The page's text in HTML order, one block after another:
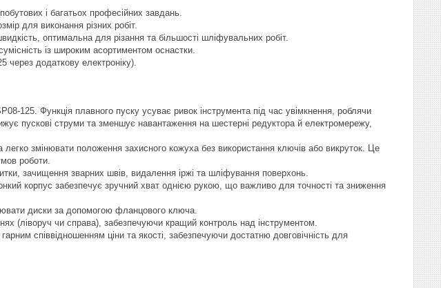
і багатьох професійних завдань.
для виконання різних робіт.
оптимальна для різання та більшості шліфувальних робіт.
із широким асортиментом оснастки.
через додаткову електроніку).
125. Функція плавного пуску усуває ривок інструмента під час увімкнення, роблячи
пускові струми та зменшує навантаження на шестерні редуктора й електромережу,
змінювати положення захисного кожуха без використання ключів або викруток. Це
роботи.
зачищення зварних швів, видалення іржі та шліфування поверхонь.
корпус забезпечує зручний хват однією рукою, що важливо для точності та зниження
диски за допомогою фланцового ключа.
(ліворуч чи справа), забезпечуючи кращий контроль над інструментом.
співвідношенням ціни та якості, забезпечуючи достатню довговічність для